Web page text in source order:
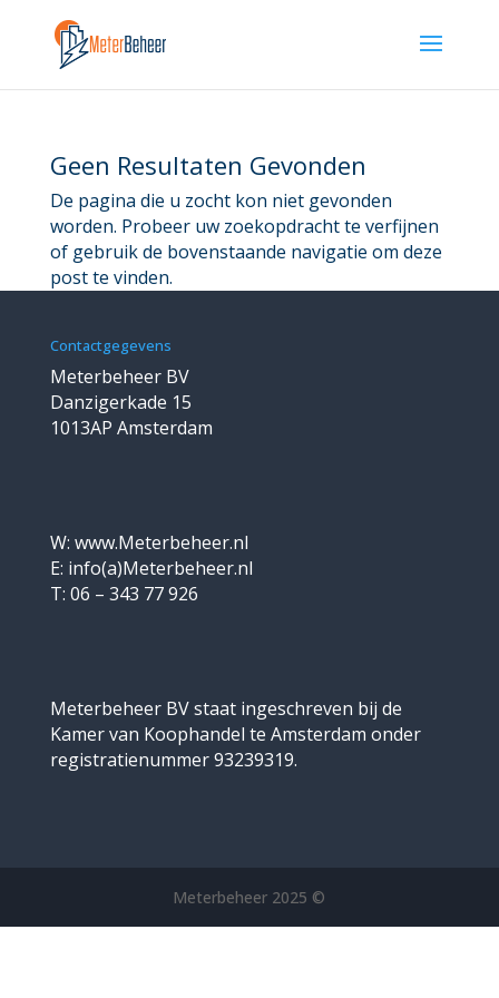
Geen Resultaten Gevonden
De pagina die u zocht kon niet gevonden
worden. Probeer uw zoekopdracht te verfijnen
of gebruik de bovenstaande navigatie om deze
post te vinden.
Contactgegevens
Meterbeheer BV
Danzigerkade 15
1013AP Amsterdam
W: www.Meterbeheer.nl
E: info(a)Meterbeheer.nl
T: 06 – 343 77 926
Meterbeheer BV staat ingeschreven bij de
Kamer van Koophandel te Amsterdam onder
registratienummer 93239319.
Meterbeheer 2025 ©